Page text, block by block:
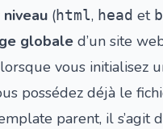
(html, head et
globale d’un site
vous initialisez
possédez déjà le
parent, il s’agit